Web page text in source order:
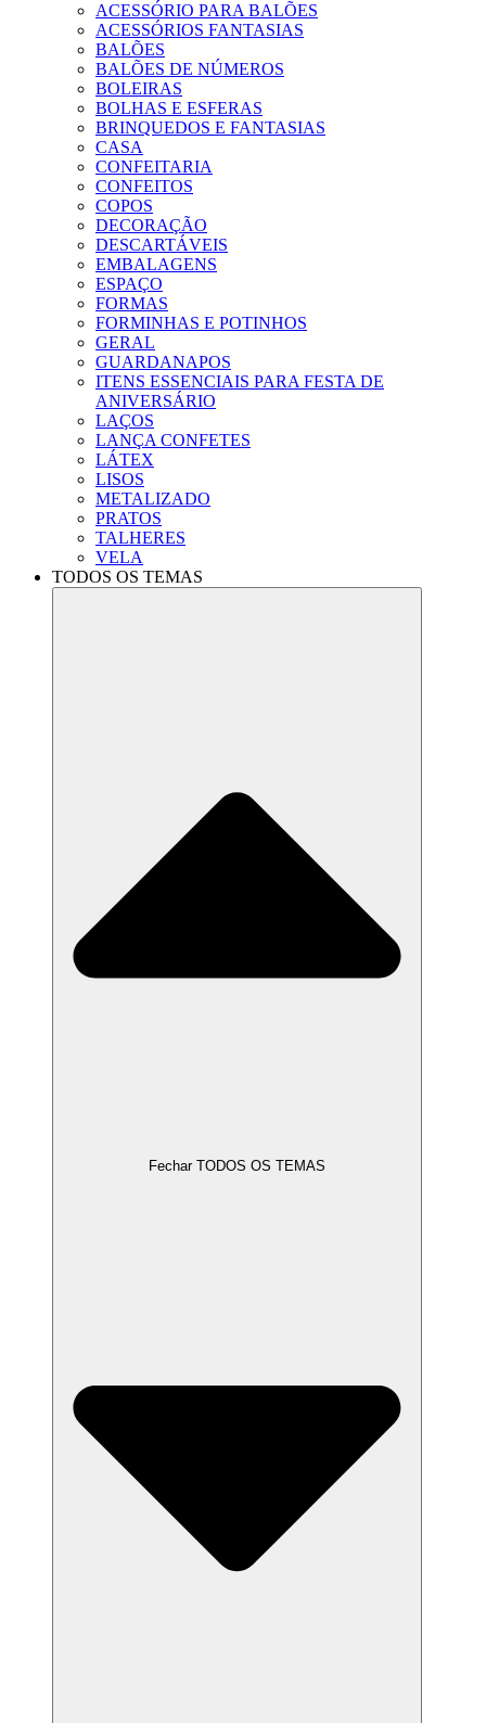
ACESSÓRIO PARA BALÕES
ACESSÓRIOS FANTASIAS
BALÕES
BALÕES DE NÚMEROS
BOLEIRAS
BOLHAS E ESFERAS
BRINQUEDOS E FANTASIAS
CASA
CONFEITARIA
CONFEITOS
COPOS
DECORAÇÃO
DESCARTÁVEIS
EMBALAGENS
ESPAÇO
FORMAS
FORMINHAS E POTINHOS
GERAL
GUARDANAPOS
ITENS ESSENCIAIS PARA FESTA DE
ANIVERSÁRIO
LAÇOS
LANÇA CONFETES
LÁTEX
LISOS
METALIZADO
PRATOS
TALHERES
VELA
TODOS OS TEMAS
Fechar TODOS OS TEMAS